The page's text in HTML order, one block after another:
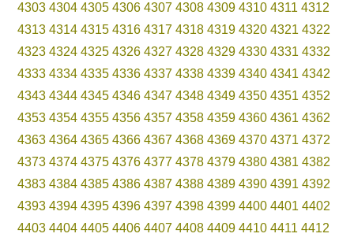
4303 4304 4305 4306 4307 4308 4309 4310 4311 4312
4313 4314 4315 4316 4317 4318 4319 4320 4321 4322
4323 4324 4325 4326 4327 4328 4329 4330 4331 4332
4333 4334 4335 4336 4337 4338 4339 4340 4341 4342
4343 4344 4345 4346 4347 4348 4349 4350 4351 4352
4353 4354 4355 4356 4357 4358 4359 4360 4361 4362
4363 4364 4365 4366 4367 4368 4369 4370 4371 4372
4373 4374 4375 4376 4377 4378 4379 4380 4381 4382
4383 4384 4385 4386 4387 4388 4389 4390 4391 4392
4393 4394 4395 4396 4397 4398 4399 4400 4401 4402
4403 4404 4405 4406 4407 4408 4409 4410 4411 4412